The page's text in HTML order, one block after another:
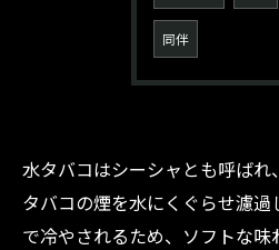
同伴
水タバコはシーシャとも呼ば
タバコの煙を水にくぐらせ濾
で冷やされるため、ソフトな